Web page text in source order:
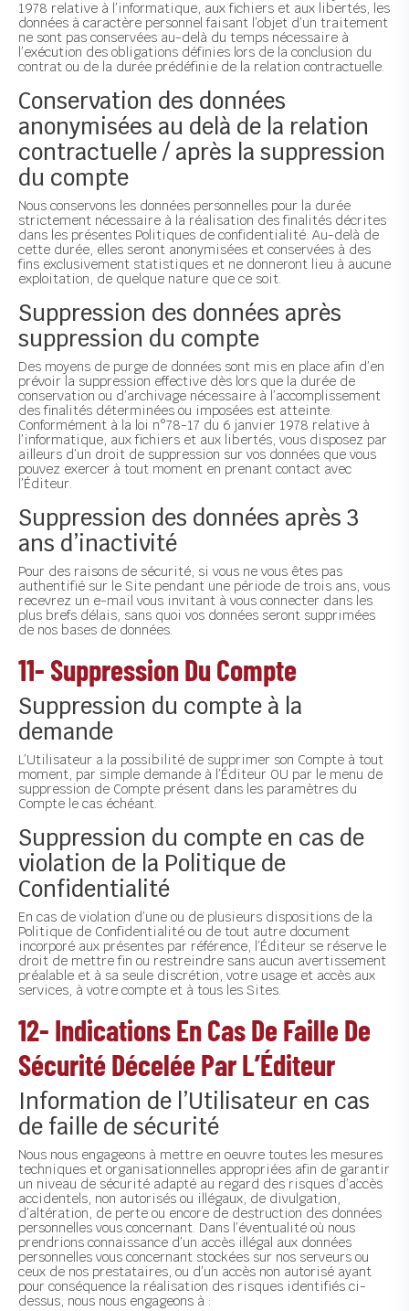
1978 relative à l’informatique, aux fichiers et aux libertés, les
données à caractère personnel faisant l’objet d’un traitement
ne sont pas conservées au-delà du temps nécessaire à
l’exécution des obligations définies lors de la conclusion du
contrat ou de la durée prédéfinie de la relation contractuelle.
Conservation des données
anonymisées au delà de la relation
contractuelle / après la suppression
du compte
Nous conservons les données personnelles pour la durée
strictement nécessaire à la réalisation des finalités décrites
dans les présentes Politiques de confidentialité. Au-delà de
cette durée, elles seront anonymisées et conservées à des
fins exclusivement statistiques et ne donneront lieu à aucune
exploitation, de quelque nature que ce soit.
Suppression des données après
suppression du compte
Des moyens de purge de données sont mis en place afin d’en
prévoir la suppression effective dès lors que la durée de
conservation ou d’archivage nécessaire à l’accomplissement
des finalités déterminées ou imposées est atteinte.
Conformément à la loi n°78-17 du 6 janvier 1978 relative à
l’informatique, aux fichiers et aux libertés, vous disposez par
ailleurs d’un droit de suppression sur vos données que vous
pouvez exercer à tout moment en prenant contact avec
l’Éditeur.
Suppression des données après 3
ans d’inactivité
Pour des raisons de sécurité, si vous ne vous êtes pas
authentifié sur le Site pendant une période de trois ans, vous
recevrez un e-mail vous invitant à vous connecter dans les
plus brefs délais, sans quoi vos données seront supprimées
de nos bases de données.
11- Suppression Du Compte
Suppression du compte à la
demande
L’Utilisateur a la possibilité de supprimer son Compte à tout
moment, par simple demande à l’Éditeur OU par le menu de
suppression de Compte présent dans les paramètres du
Compte le cas échéant.
Suppression du compte en cas de
violation de la Politique de
Confidentialité
En cas de violation d’une ou de plusieurs dispositions de la
Politique de Confidentialité ou de tout autre document
incorporé aux présentes par référence, l’Éditeur se réserve le
droit de mettre fin ou restreindre sans aucun avertissement
préalable et à sa seule discrétion, votre usage et accès aux
services, à votre compte et à tous les Sites.
12- Indications En Cas De Faille De
Sécurité Décelée Par L’Éditeur
Information de l’Utilisateur en cas
de faille de sécurité
Nous nous engageons à mettre en oeuvre toutes les mesures
techniques et organisationnelles appropriées afin de garantir
un niveau de sécurité adapté au regard des risques d’accès
accidentels, non autorisés ou illégaux, de divulgation,
d’altération, de perte ou encore de destruction des données
personnelles vous concernant. Dans l’éventualité où nous
prendrions connaissance d’un accès illégal aux données
personnelles vous concernant stockées sur nos serveurs ou
ceux de nos prestataires, ou d’un accès non autorisé ayant
pour conséquence la réalisation des risques identifiés ci-
dessus, nous nous engageons à :